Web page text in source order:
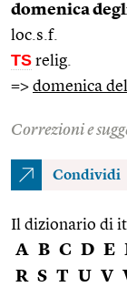
domenica
loc.s.f.
TS relig.
=> domenica
Correzioni e
Condividi
Il dizionario di
A B C D E
R S T U V